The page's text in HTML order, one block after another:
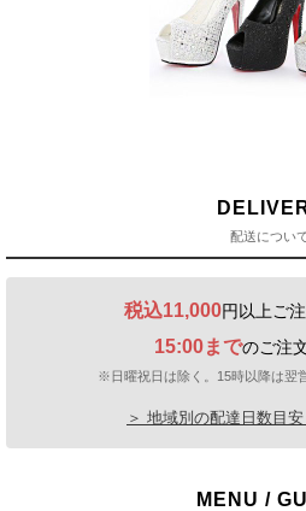
配送につい
税込11,000円以上ご
15:00までのご注
※日曜祝日は除く。15時以降は翌
＞ 地域別の配達日数目
MENU /